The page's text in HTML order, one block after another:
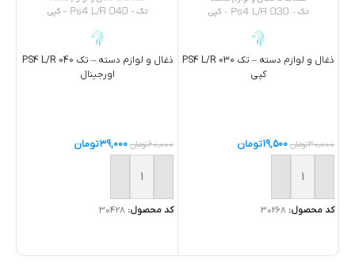
ذغال و لوازم دسته – تک PS4 L/R 030
کپی
30,000تومان 19,500تومان
خرید
کد محصول: 30268
ذغال و لوازم دسته – تک PS4 L/R 040
اورجینال
60,000تومان 39,000تومان
خرید
کد محصول: 30428